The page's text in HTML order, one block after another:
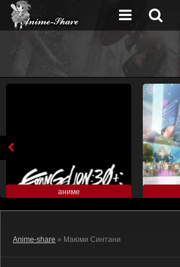
аниме
Anime-share » Маюми Синтани